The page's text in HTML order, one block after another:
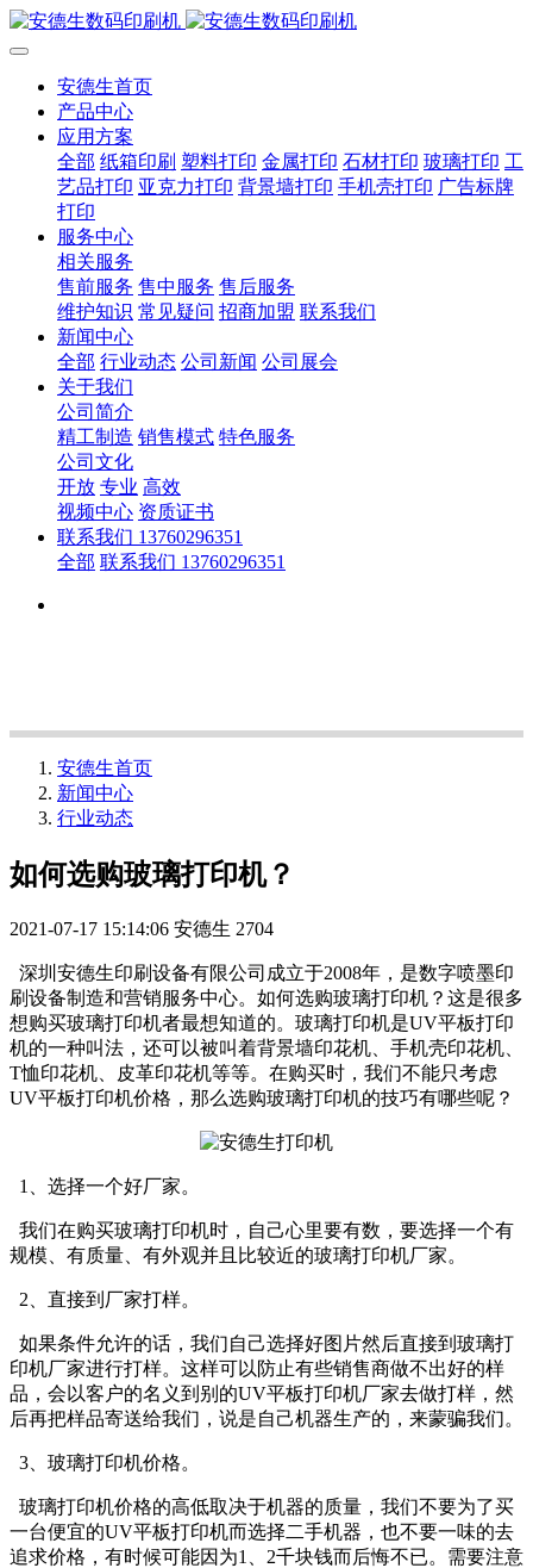
安德生首页
产品中心
应用方案
全部 纸箱印刷 塑料打印 金属打印 石材打印 玻璃打印 工
艺品打印 亚克力打印 背景墙打印 手机壳打印 广告标牌
打印
服务中心
相关服务
售前服务 售中服务 售后服务
维护知识 常见疑问 招商加盟 联系我们
新闻中心
全部 行业动态 公司新闻 公司展会
关于我们
公司简介
精工制造 销售模式 特色服务
公司文化
开放 专业 高效
视频中心 资质证书
联系我们 13760296351
全部 联系我们 13760296351
安德生首页
新闻中心
行业动态
如何选购玻璃打印机？
2021-07-17 15:14:06 安德生 2704
深圳安德生印刷设备有限公司成立于2008年，是数字喷墨印
刷设备制造和营销服务中心。如何选购玻璃打印机？这是很多
想购买玻璃打印机者最想知道的。玻璃打印机是UV平板打印
机的一种叫法，还可以被叫着背景墙印花机、手机壳印花机、
T恤印花机、皮革印花机等等。在购买时，我们不能只考虑
UV平板打印机价格，那么选购玻璃打印机的技巧有哪些呢？
1、选择一个好厂家。
我们在购买玻璃打印机时，自己心里要有数，要选择一个有
规模、有质量、有外观并且比较近的玻璃打印机厂家。
2、直接到厂家打样。
如果条件允许的话，我们自己选择好图片然后直接到玻璃打
印机厂家进行打样。这样可以防止有些销售商做不出好的样
品，会以客户的名义到别的UV平板打印机厂家去做打样，然
后再把样品寄送给我们，说是自己机器生产的，来蒙骗我们。
3、玻璃打印机价格。
玻璃打印机价格的高低取决于机器的质量，我们不要为了买
一台便宜的UV平板打印机而选择二手机器，也不要一味的去
追求价格，有时候可能因为1、2千块钱而后悔不已。需要注意